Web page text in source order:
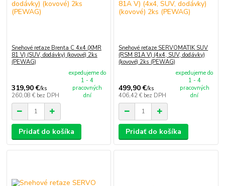
Snehové reťaze Brenta C 4x4 (XMR
81 V) (SUV, dodávky) (kovové) 2ks
(PEWAG)
319,90 €/ks
260,08 € bez DPH
expedujeme do
1 - 4
pracovných
dní
Pridať do košíka
Snehové reťaze SERVOMATIK SUV
(RSM 81A V) (4x4, SUV, dodávky)
(kovové) 2ks (PEWAG)
499,90 €/ks
406,42 € bez DPH
expedujeme do
1 - 4
pracovných
dní
Pridať do košíka